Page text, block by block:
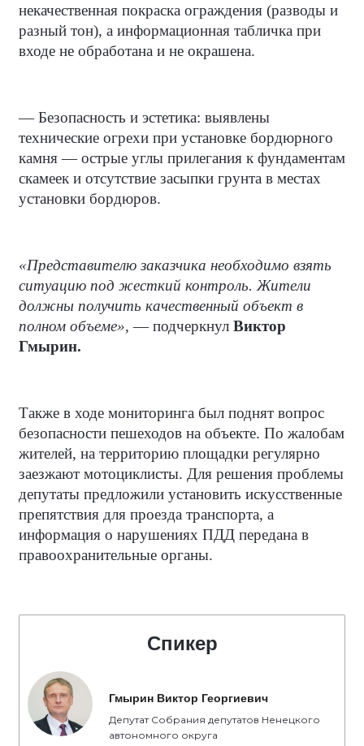
некачественная покраска ограждения (разводы и
разный тон), а информационная табличка при
входе не обработана и не окрашена.
— Безопасность и эстетика: выявлены
технические огрехи при установке бордюрного
камня — острые углы прилегания к фундаментам
скамеек и отсутствие засыпки грунта в местах
установки бордюров.
«Представителю заказчика необходимо взять
ситуацию под жесткий контроль. Жители
должны получить качественный объект в
полном объеме», — подчеркнул Виктор
Гмырин.
Также в ходе мониторинга был поднят вопрос
безопасности пешеходов на объекте. По жалобам
жителей, на территорию площадки регулярно
заезжают мотоциклисты. Для решения проблемы
депутаты предложили установить искусственные
препятствия для проезда транспорта, а
информация о нарушениях ПДД передана в
правоохранительные органы.
Спикер
Гмырин Виктор Георгиевич
Депутат Собрания депутатов Ненецкого
автономного округа